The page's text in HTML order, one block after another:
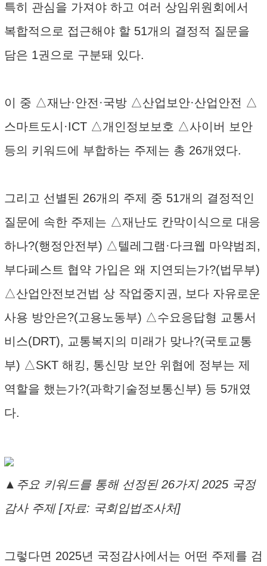
특히 관심을 가져야 하고 여러 상임위원회에서
복합적으로 접근해야 할 51개의 결정적 질문을
담은 1권으로 구분돼 있다.
이 중 △재난·안전·국방 △산업보안·산업안전 △
스마트도시·ICT △개인정보보호 △사이버 보안
등의 키워드에 부합하는 주제는 총 26개였다.
그리고 선별된 26개의 주제 중 51개의 결정적인
질문에 속한 주제는 △재난도 칸막이식으로 대응
하나?(행정안전부) △텔레그램·다크웹 마약범죄,
부다페스트 협약 가입은 왜 지연되는가?(법무부)
△산업안전보건법 상 작업중지권, 보다 자유로운
사용 방안은?(고용노동부) △수요응답형 교통서
비스(DRT), 교통복지의 미래가 맞나?(국토교통
부) △SKT 해킹, 통신망 보안 위협에 정부는 제
역할을 했는가?(과학기술정보통신부) 등 5개였
다.
▲주요 키워드를 통해 선정된 26가지 2025 국정
감사 주제 [자료: 국회입법조사처]
그렇다면 2025년 국정감사에서는 어떤 주제를 검